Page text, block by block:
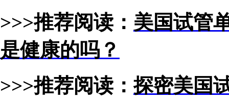
>>>推荐阅读： 美国试管
是健康的吗？
>>>推荐阅读：探密美国